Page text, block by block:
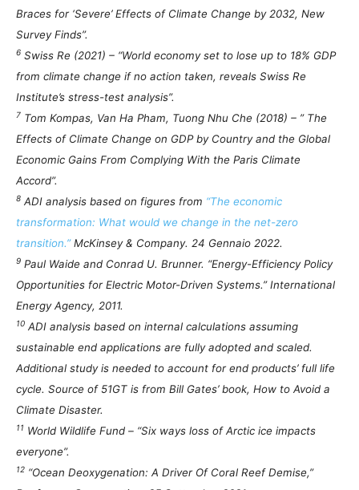
Braces for ‘Severe’ Effects of Climate Change by 2032, New
Survey Finds”.
6 Swiss Re (2021) – “World economy set to lose up to 18% GDP
from climate change if no action taken, reveals Swiss Re
Institute’s stress-test analysis”.
7 Tom Kompas, Van Ha Pham, Tuong Nhu Che (2018) – ” The
Effects of Climate Change on GDP by Country and the Global
Economic Gains From Complying With the Paris Climate
Accord”.
8 ADI analysis based on figures from “The economic
transformation: What would we change in the net-zero
transition.”McKinsey & Company. 24 Gennaio 2022.
9 Paul Waide and Conrad U. Brunner. “Energy-Efficiency Policy
Opportunities for Electric Motor-Driven Systems.” International
Energy Agency, 2011.
10 ADI analysis based on internal calculations assuming
sustainable end applications are fully adopted and scaled.
Additional study is needed to account for end products’ full life
cycle. Source of 51GT is from Bill Gates’ book, How to Avoid a
Climate Disaster.
11 World Wildlife Fund – “Six ways loss of Arctic ice impacts
everyone”.
12 “Ocean Deoxygenation: A Driver Of Coral Reef Demise,”